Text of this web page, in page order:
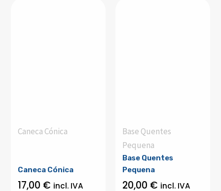
Caneca Cónica
Caneca Cónica
17,00 € incl. IVA
Base Quentes
Pequena
Base Quentes
Pequena
20,00 € incl. IVA